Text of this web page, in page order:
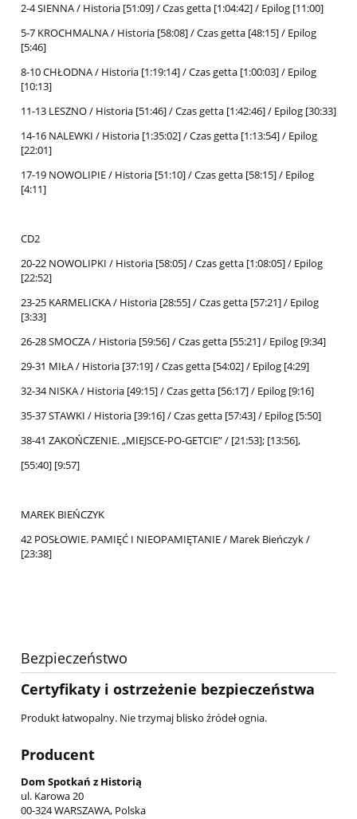
2-4 SIENNA / Historia [51:09] / Czas getta [1:04:42] / Epilog [11:00]
5-7 KROCHMALNA / Historia [58:08] / Czas getta [48:15] / Epilog
[5:46]
8-10 CHŁODNA / Historia [1:19:14] / Czas getta [1:00:03] / Epilog
[10:13]
11-13 LESZNO / Historia [51:46] / Czas getta [1:42:46] / Epilog [30:33]
14-16 NALEWKI / Historia [1:35:02] / Czas getta [1:13:54] / Epilog
[22:01]
17-19 NOWOLIPIE / Historia [51:10] / Czas getta [58:15] / Epilog
[4:11]
CD2
20-22 NOWOLIPKI / Historia [58:05] / Czas getta [1:08:05] / Epilog
[22:52]
23-25 KARMELICKA / Historia [28:55] / Czas getta [57:21] / Epilog
[3:33]
26-28 SMOCZA / Historia [59:56] / Czas getta [55:21] / Epilog [9:34]
29-31 MIŁA / Historia [37:19] / Czas getta [54:02] / Epilog [4:29]
32-34 NISKA / Historia [49:15] / Czas getta [56:17] / Epilog [9:16]
35-37 STAWKI / Historia [39:16] / Czas getta [57:43] / Epilog [5:50]
38-41 ZAKOŃCZENIE. „MIEJSCE-PO-GETCIE” / [21:53]; [13:56],
[55:40] [9:57]
MAREK BIEŃCZYK
42 POSŁOWIE. PAMIĘĆ I NIEOPAMIĘTANIE / Marek Bieńczyk /
[23:38]
Bezpieczeństwo
Certyfikaty i ostrzeżenie bezpieczeństwa
Produkt łatwopalny. Nie trzymaj blisko źródeł ognia.
Producent
Dom Spotkań z Historią
ul. Karowa 20
00-324 WARSZAWA, Polska